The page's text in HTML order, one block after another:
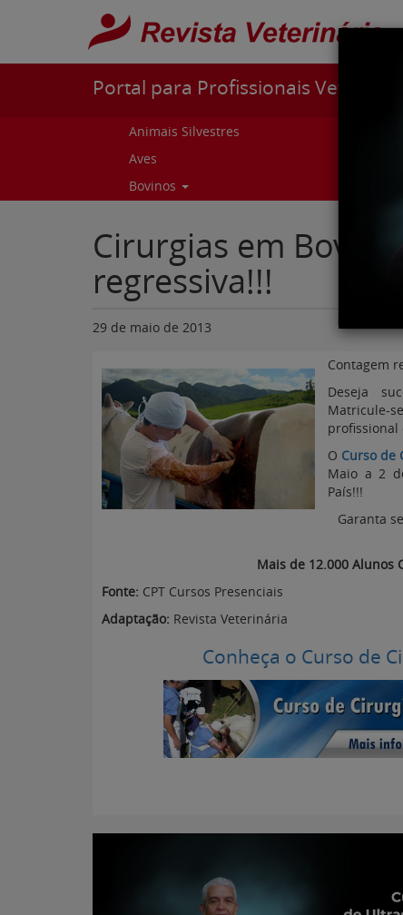
Pular para o conteúdo
Portal para Profissionais
Animais Silvestres
Aves
Bovinos
Cirurgias em
regressiva!!!
29 de maio de 2013
Contagem
Deseja
Matricule-
profissional
O Curso de
Maio a 2
País!!!
Garanta
Mais de 12.000 Alunos
Fonte: CPT Cursos Presenciais
Adaptação: Revista Veterinária
Conheça o Curso de
Atualizado